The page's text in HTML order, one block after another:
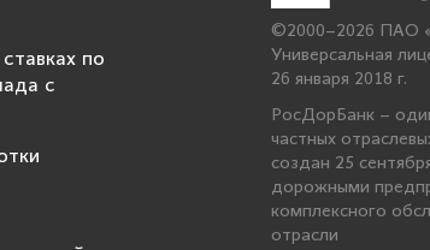
по
с
©2000–2026 ПАО
Универсальная
26 января 2018 г.
РосДорБанк –
частных
создан 25
дорожными
комплексного
отрасли